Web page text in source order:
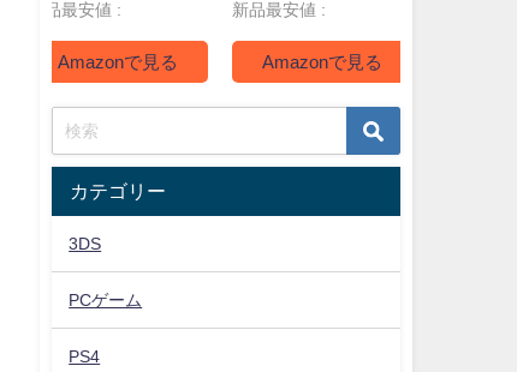
新品最安値 :
Amazonで見る
新品最安値 :
Amazonで見る
カテゴリー
3DS
PCゲーム
PS4